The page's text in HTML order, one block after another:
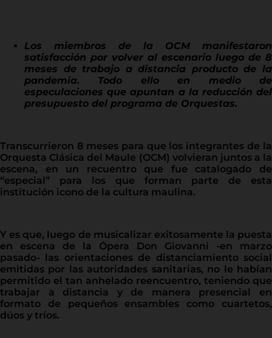
Los miembros de la OCM manifestaron
satisfacción por volver al escenario luego de 8
meses de trabajo a distancia producto de la
pandemia. Todo ello en medio de
especulaciones que apuntan a la reducción del
presupuesto del programa de Orquestas.
Transcurrieron 8 meses para que los integrantes de la
Orquesta Clásica del Maule (OCM) volvieran juntos a la
escena, en un recuentro que fue catalogado de
“especial” para los que forman parte de esta
institución icono de la cultura maulina.
Y es que, luego de musicalizar exitosamente la puesta
en escena de la Ópera Don Giovanni -en marzo
pasado- las orientaciones de distanciamiento social
emitidas por las autoridades sanitarias, no le habían
permitido el tan anhelado reencuentro, teniendo que
trabajar a distancia y de manera presencial en
formato de pequeños ensambles como cuartetos,
dúos y tríos.